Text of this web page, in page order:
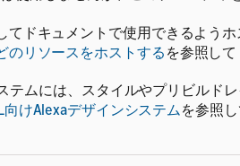
ドキュメントで使用できるようホ
のリソースをホストする を参照して
テムには、スタイルやプリビルド
向けAlexaデザインシステムを参照し